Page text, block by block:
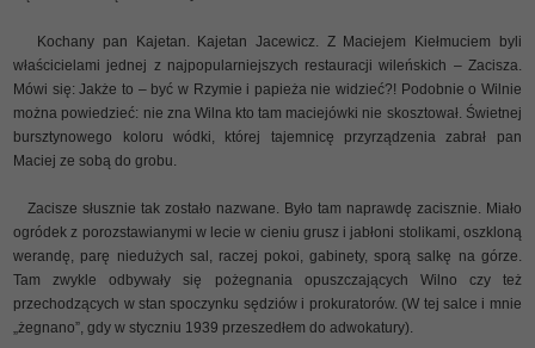
Kochany pan Kajetan. Kajetan Jacewicz. Z Maciejem Kiełmuciem byli
właścicielami jednej z najpopularniejszych restauracji wileńskich – Zacisza.
Mówi się: Jakże to – być w Rzymie i papieża nie widzieć?! Podobnie o Wilnie
można powiedzieć: nie zna Wilna kto tam maciejówki nie skosztował. Świetnej
bursztynowego koloru wódki, której tajemnicę przyrządzenia zabrał pan
Maciej ze sobą do grobu.
Zacisze słusznie tak zostało nazwane. Było tam naprawdę zacisznie. Miało
ogródek z porozstawianymi w lecie w cieniu grusz i jabłoni stolikami, oszkloną
werandę, parę niedużych sal, raczej pokoi, gabinety, sporą salkę na górze.
Tam zwykle odbywały się pożegnania opuszczających Wilno czy też
przechodzących w stan spoczynku sędziów i prokuratorów. (W tej salce i mnie
„żegnano”, gdy w styczniu 1939 przeszedłem do adwokatury).